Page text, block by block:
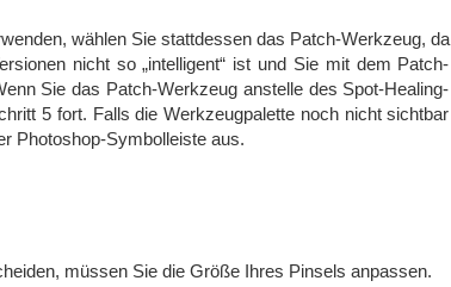
wählen Sie stattdessen das Patch-Werkzeug, da
nicht so „intelligent“ ist und Sie mit dem Patch-
Sie das Patch-Werkzeug anstelle des Spot-Healing-
5 fort. Falls die Werkzeugpalette noch nicht sichtbar
Photoshop-Symbolleiste aus.
müssen Sie die Größe Ihres Pinsels anpassen.